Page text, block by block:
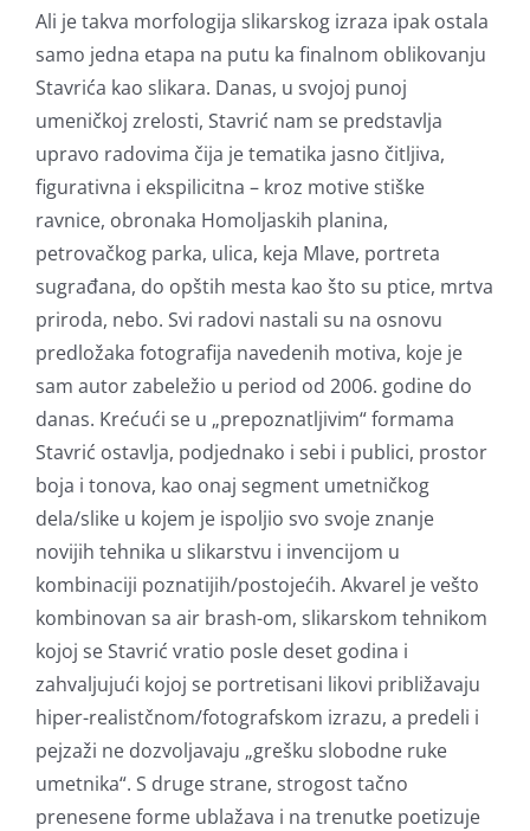
Ali je takva morfologija slikarskog izraza ipak ostala
samo jedna etapa na putu ka finalnom oblikovanju
Stavrića kao slikara. Danas, u svojoj punoj
umeničkoj zrelosti, Stavrić nam se predstavlja
upravo radovima čija je tematika jasno čitljiva,
figurativna i ekspilicitna – kroz motive stiške
ravnice, obronaka Homoljaskih planina,
petrovačkog parka, ulica, keja Mlave, portreta
sugrađana, do opštih mesta kao što su ptice, mrtva
priroda, nebo. Svi radovi nastali su na osnovu
predložaka fotografija navedenih motiva, koje je
sam autor zabeležio u period od 2006. godine do
danas. Krećući se u „prepoznatljivim“ formama
Stavrić ostavlja, podjednako i sebi i publici, prostor
boja i tonova, kao onaj segment umetničkog
dela/slike u kojem je ispoljio svo svoje znanje
novijih tehnika u slikarstvu i invencijom u
kombinaciji poznatijih/postojećih. Akvarel je vešto
kombinovan sa air brash-om, slikarskom tehnikom
kojoj se Stavrić vratio posle deset godina i
zahvaljujući kojoj se portretisani likovi približavaju
hiper-realistčnom/fotografskom izrazu, a predeli i
pejzaži ne dozvoljavaju „grešku slobodne ruke
umetnika“. S druge strane, strogost tačno
prenesene forme ublažava i na trenutke poetizuje